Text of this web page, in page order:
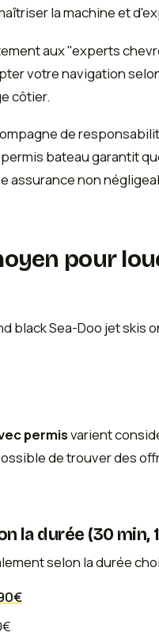
la machine et
aux "experts
votre navigation
côtier.
de
permis bateau garantit
assurance non
pour
permisvarient
de trouver des
la durée (30 min,
selon la durée